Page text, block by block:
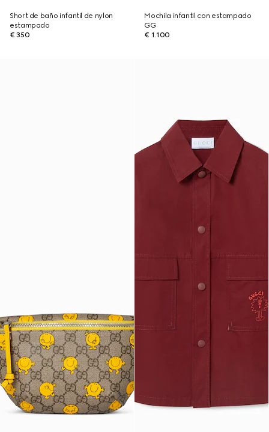
Short de baño infantil de nylon
estampado
€ 350
Mochila infantil con estampado
GG
€ 1.100